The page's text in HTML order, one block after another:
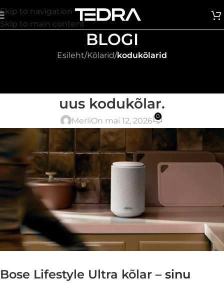
Skip to navigation
Skip to main content
BLOGI
Esileht/Kõlarid/kodukõlarid
uus kodukõlar.
MerliOn mai 12, 2026 0
Bose Lifestyle Ultra kõlar – sinu